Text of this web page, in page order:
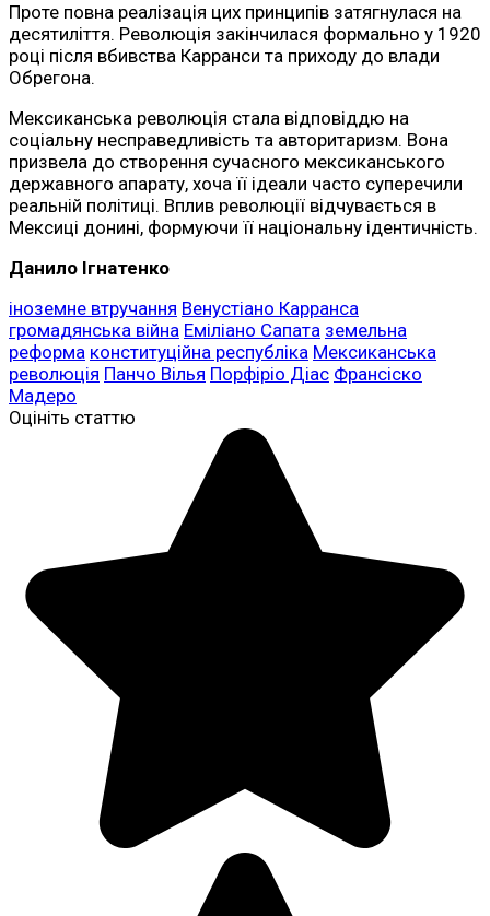
Проте повна реалізація цих принципів затягнулася на
десятиліття. Революція закінчилася формально у 1920
році після вбивства Карранси та приходу до влади
Обрегона.
Мексиканська революція стала відповіддю на
соціальну несправедливість та авторитаризм. Вона
призвела до створення сучасного мексиканського
державного апарату, хоча її ідеали часто суперечили
реальній політиці. Вплив революції відчувається в
Мексиці донині, формуючи її національну ідентичність.
Данило Ігнатенко
іноземне втручання Венустіано Карранса
громадянська війна Еміліано Сапата земельна
реформа конституційна республіка Мексиканська
революція Панчо Вілья Порфіріо Діас Франсіско
Мадеро
Оцініть статтю